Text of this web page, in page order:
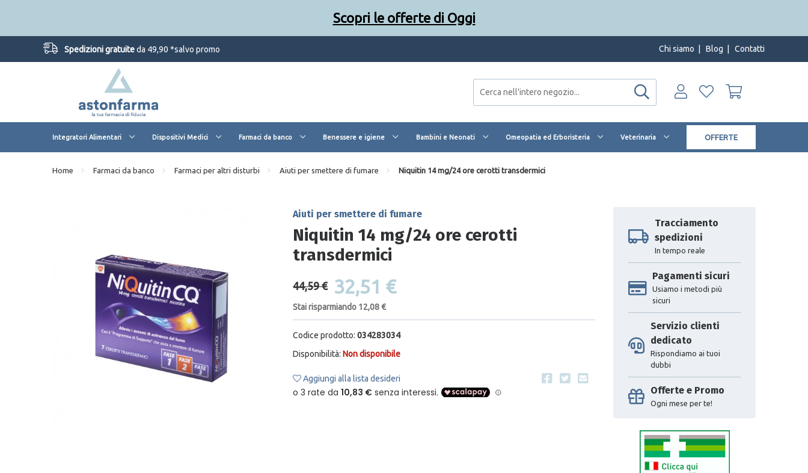
Spedizioni gratuiteda 49,90 *salvo promo Chi siamo Blog Contatti
Integratori Alimentari Dispositivi Medici Farmaci da banco Benessere e igiene Bambini e Neonati Omeopatia ed Erboristeria Veterinaria OFFERTE
Home Farmaci da banco Farmaci per altri disturbi Aiuti per smettere di fumare Niquitin 14 mg/24 ore cerotti transdermici
Aiuti per smettere di fumare
Niquitin 14 mg/24 ore cerotti
transdermici
44,59 € 32,51 €
Stai risparmiando 12,08 €
Codice prodotto: 034283034
Disponibilità: Non disponibile
Aggiungi alla lista desideri
Tracciamento
spedizioni
In tempo reale
Pagamenti sicuri
Usiamo i metodi più
sicuri
Servizio clienti
dedicato
Rispondiamo ai tuoi
dubbi
Offerte e Promo
Ogni mese per te!
Scopri le offerte di Oggi